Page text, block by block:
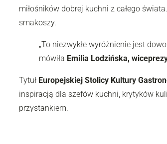
miłośników dobrej kuchni z całego
smakoszy.
„To niezwykłe wyróżnienie jest
mówiła Emilia Lodzińska,
Tytuł Europejskiej Stolicy Kultury
inspiracją dla szefów kuchni, krytyków
przystankiem.